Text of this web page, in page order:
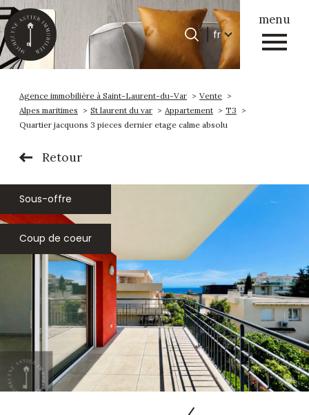
menu
Langue
fr
Accueil 0 Langue
fr
Agence immobilière à Saint-Laurent-du-Var
Vente
Alpes maritimes
St laurent du var Appartement
T3
Quartier jacquons 3 pieces dernier etage calme absolu
Retour
Sous-offre
Coup de coeur